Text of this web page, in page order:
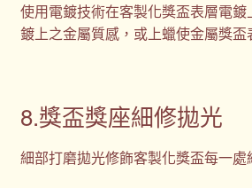
使用電鍍技術在客製化獎盃表層電
鍍上之金屬質感，或上蠟使金屬獎盃
8.獎盃獎座細修拋光
細部打磨拋光修飾客製化獎盃每一處